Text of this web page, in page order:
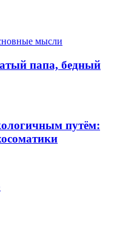
папа, бедный
путём: